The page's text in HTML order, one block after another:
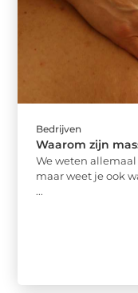
Bedrijven
Waarom zijn
We weten allemaal
maar weet je ook
...